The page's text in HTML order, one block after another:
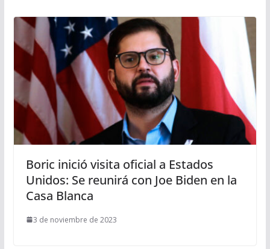
Boric inició visita oficial a Estados
Unidos: Se reunirá con Joe Biden en la
Casa Blanca
3 de noviembre de 2023